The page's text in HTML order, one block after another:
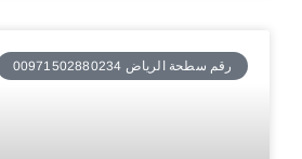
رقم سطحة الرياض 00971502880234